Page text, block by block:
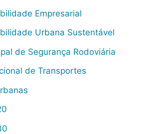
Empresarial
Urbana Sustentável
de Segurança Rodoviária
de Transportes